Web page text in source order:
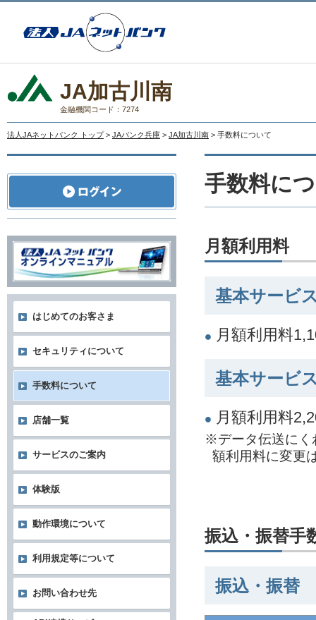
JA加古川南
金融機関コード：7274
法人JAネットバンク トップ > JAバンク兵庫 > JA加古川南 > 手数料について
手数料に
月額利用料
基本サービ
月額利用料
基本サービ
月額利用料
※データ伝送にく
額利用料に変更
振込・振替手
振込・振替
はじめてのお客さま
セキュリティについて
手数料について
店舗一覧
サービスのご案内
体験版
動作環境について
利用規定等について
お問い合わせ先